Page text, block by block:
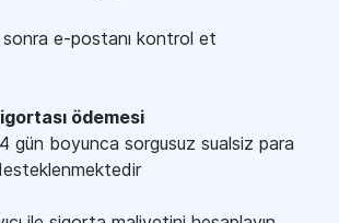
e-postanı kontrol et
ödemesi
gün boyunca sorgusuz sualsiz para